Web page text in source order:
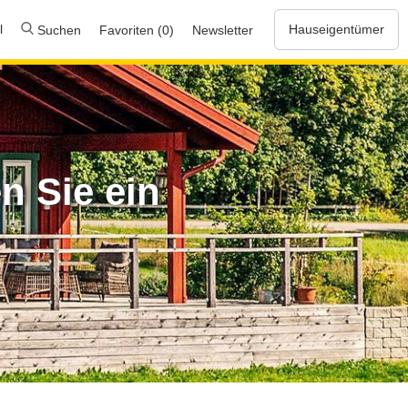
Suchen Favoriten (0) Newsletter Hauseigentümer
Sie ein